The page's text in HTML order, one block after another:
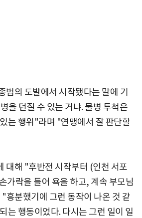
범의 도발에서 시작됐다는 말에 기
을 던질 수 있는 거냐. 물병 투척은
는 행위"라며 "연맹에서 잘 판단할
대해 "후반전 시작부터 (인천 서포
가락을 들어 욕을 하고, 계속 부모님
흥분했기에 그런 동작이 나온 것 같
는 행동이었다. 다시는 그런 일이 일